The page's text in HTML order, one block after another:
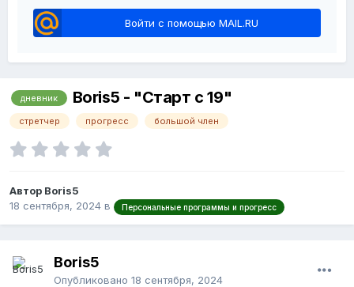
Войти с помощью MAIL.RU
дневник Boris5 - "Старт с 19"
стретчер прогресс большой член
Автор Boris5
18 сентября, 2024 в Персональные программы и прогресс
Boris5
Опубликовано 18 сентября, 2024